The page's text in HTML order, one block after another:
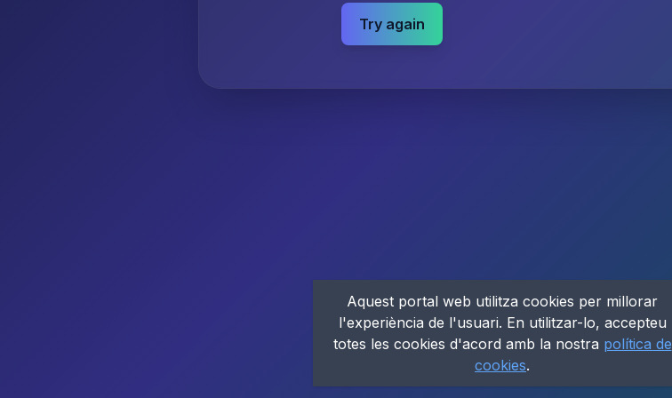
Try again
Aquest portal web utilitza cookies per millorar
l'experiència de l'usuari. En utilitzar-lo, accepteu
totes les cookies d'acord amb la nostra política de
cookies.